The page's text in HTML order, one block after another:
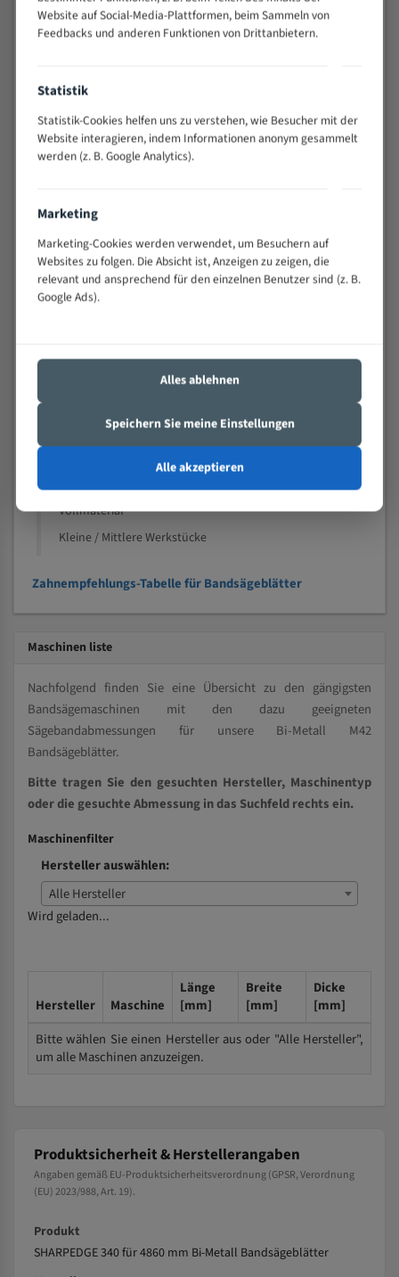
Vorteile:
Widerstandsfähig gegen Zahnbruch auch bei
wechselnde Verbindungslängen)
Sehr geringe Vibration
Technische Beschreibung:
Positiver Spanwinkel
Bandkörper aus hochlegiertem Federstahl
Speziell entwickelt für Profile / Rohre
Kleine und mittlere Profile / Kleine Durchmesser
Vollmaterial
Kleine / Mittlere Werkstücke
Zahnempfehlungs-Tabelle für Bandsägeblätter
Maschinen liste
Nachfolgend finden Sie eine Übersicht zu den gängigsten
Bandsägemaschinen mit den dazu geeigneten
Sägebandabmessungen für unsere Bi-Metall M42
Bandsägeblätter.
Bitte tragen Sie den gesuchten Hersteller, Maschinentyp
oder die gesuchte Abmessung in das Suchfeld rechts ein.
Maschinenfilter
Hersteller auswählen:
Alle Hersteller
Wird geladen...
Hersteller Maschine
Länge
[mm]
Breite
[mm]
Dicke
[mm]
Bitte wählen Sie einen Hersteller aus oder "Alle Hersteller",
um alle Maschinen anzuzeigen.
Produktsicherheit & Herstellerangaben
Angaben gemäß EU-Produktsicherheitsverordnung (GPSR, Verordnung
(EU) 2023/988, Art. 19).
Produkt
SHARPEDGE 340 für 4860 mm Bi-Metall Bandsägeblätter
Website auf Social-Media-Plattformen, beim Sammeln von
Feedbacks und anderen Funktionen von Drittanbietern.
Statistik
Statistik-Cookies helfen uns zu verstehen, wie Besucher mit der
Website interagieren, indem Informationen anonym gesammelt
werden (z. B. Google Analytics).
Marketing
Marketing-Cookies werden verwendet, um Besuchern auf
Websites zu folgen. Die Absicht ist, Anzeigen zu zeigen, die
relevant und ansprechend für den einzelnen Benutzer sind (z. B.
Google Ads).
Alles ablehnen
Speichern Sie meine Einstellungen
Alle akzeptieren